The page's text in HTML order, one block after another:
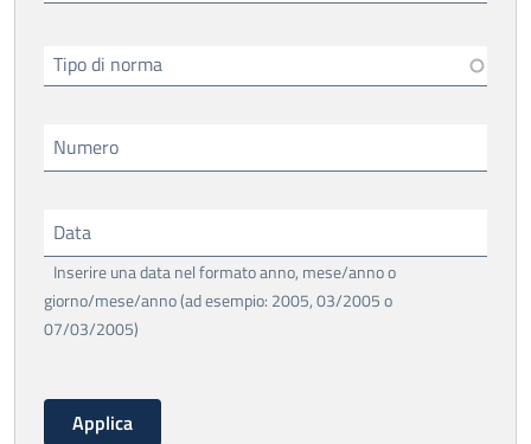
Tipo di norma
Numero
Data
Inserire una data nel formato anno, mese/anno o
giorno/mese/anno (ad esempio: 2005, 03/2005 o
07/03/2005)